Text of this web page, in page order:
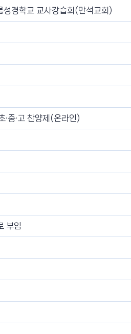
성경학교 교사강습회(만석교회)
·중·고 찬양제(온라인)
부임